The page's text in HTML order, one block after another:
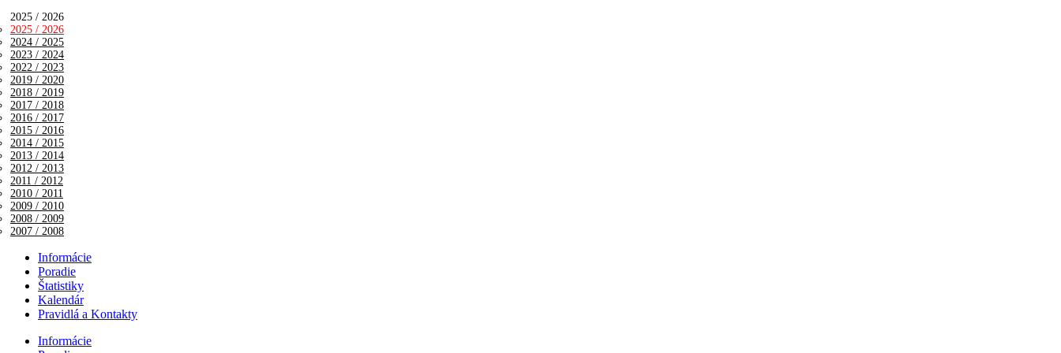
2025 / 2026
2025 / 2026
2024 / 2025
2023 / 2024
2022 / 2023
2019 / 2020
2018 / 2019
2017 / 2018
2016 / 2017
2015 / 2016
2014 / 2015
2013 / 2014
2012 / 2013
2011 / 2012
2010 / 2011
2009 / 2010
2008 / 2009
2007 / 2008
Informácie
Poradie
Štatistiky
Kalendár
Pravidlá a Kontakty
Informácie